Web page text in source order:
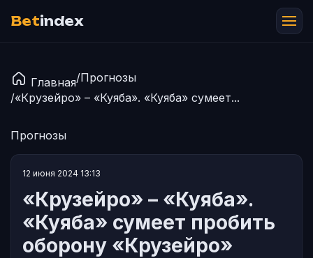
Betindex
Главная/Прогнозы
/«Крузейро» – «Куяба». «Куяба» сумеет...
Прогнозы
12 июня 2024 13:13
«Крузейро» – «Куяба».
«Куяба» сумеет пробить
оборону «Крузейро»